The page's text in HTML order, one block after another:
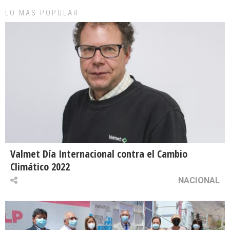
LO MAS POPULAR
Valmet Día Internacional contra el Cambio
Climático 2022
NACIONAL